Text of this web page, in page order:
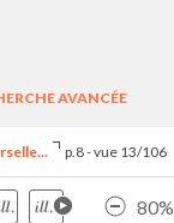
AVANCÉE
p.8 - vue 13/106
80%